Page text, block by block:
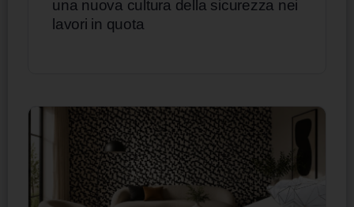
una nuova cultura della sicurezza nei
lavori in quota